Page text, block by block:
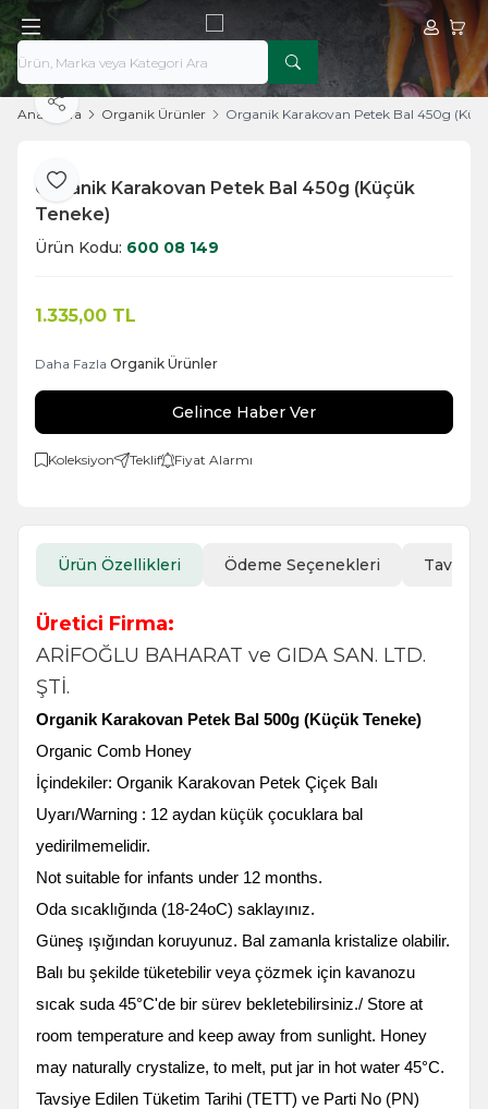
Hesabım
Ana Sayfa Organik Ürünler Organik Karakovan Petek Bal 450g
Favoriye Ekle
Paylaş
Organik Karakovan Petek Bal 450g (Küçük
Teneke)
Ürün Kodu: 600 08 149
1.335,00 TL
Daha Fazla Organik Ürünler
Gelince Haber Ver
Koleksiyon Teklif Fiyat Alarmı
Ürün Özellikleri Ödeme Seçenekleri Tavsiye
Üretici Firma:
ARİFOĞLU BAHARAT ve GIDA SAN. LTD.
ŞTİ.
Organik Karakovan Petek Bal 500g (Küçük Teneke)
Organic Comb Honey
İçindekiler: Organik Karakovan Petek Çiçek Balı
Uyarı/Warning : 12 aydan küçük çocuklara bal
yedirilmemelidir.
Not suitable for infants under 12 months.
Oda sıcaklığında (18-24oC) saklayınız.
Güneş ışığından koruyunuz. Bal zamanla kristalize olabilir.
Balı bu şekilde tüketebilir veya çözmek için kavanozu
sıcak suda 45°C'de bir sürev bekletebilirsiniz./ Store at
room temperature and keep away from sunlight. Honey
may naturally crystalize, to melt, put jar in hot water 45°C.
Tavsiye Edilen Tüketim Tarihi (TETT) ve Parti No (PN)